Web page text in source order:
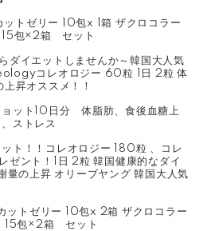
トゼリー 10包x 1箱 ザクロコラー
15包×2箱 セット
ダイエットしませんか～韓国大人気
コレオロジー 60粒 1日 2粒 体
昇オススメ！！
ョット10日分 体脂肪、食後血糖上
ストレス
ト！！コレオロジー 180粒 、コレ
ゼント！1日 2粒 韓国健康的なダイ
量の上昇 オリーブヤング 韓国大人気
ットゼリー 10包x 2箱 ザクロコラー
15包×2箱 セット